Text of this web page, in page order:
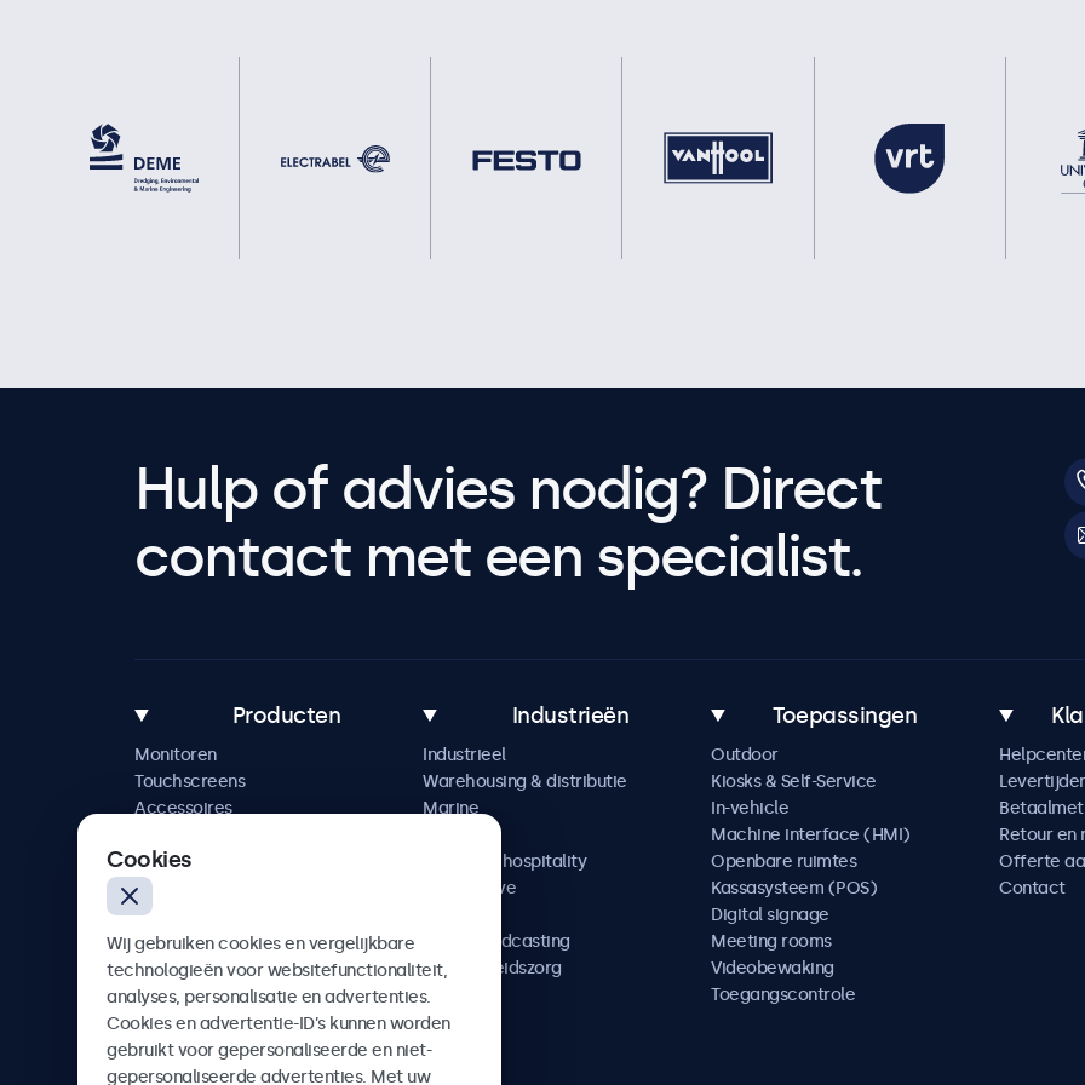
Hulp of advies nodig? Direct
contact met een specialist.
Producten
Monitoren
Touchscreens
Accessoires
Industrieën
Industrieel
Warehousing & distributie
Marine
Horeca & hospitality
Automotive
AV & Broadcasting
Gezondheidszorg
Toepassingen
Outdoor
Kiosks & Self-Service
In-vehicle
Machine interface (HMI)
Openbare ruimtes
Kassasysteem (POS)
Digital signage
Meeting rooms
Videobewaking
Toegangscontrole
Retour en
Offerte
Contact
Cookies
Wij gebruiken cookies en vergelijkbare
technologieën voor websitefunctionaliteit,
analyses, personalisatie en advertenties.
Cookies en advertentie-ID’s kunnen worden
gebruikt voor gepersonaliseerde en niet-
gepersonaliseerde advertenties. Met uw